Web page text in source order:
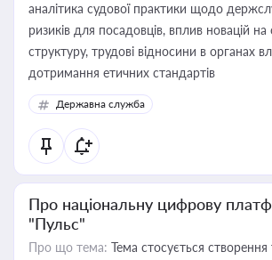
аналітика судової практики щодо
ризиків для посадовців, вплив новацій на
структуру, трудові відносини в органах
дотримання етичних стандартів
Державна служба
Про національну цифрову
"Пульс"
Про що тема: Тема стосується створення